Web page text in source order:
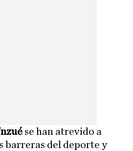
se han atrevido a
barreras del deporte y